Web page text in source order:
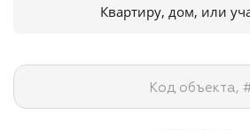
Квартиру, дом, или
Код объекта,